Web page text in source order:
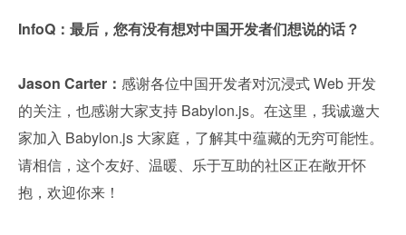
InfoQ：最后，您有没有想对中国开发者们想说的话？
Jason Carter： 感谢各位中国开发者对沉浸式 Web 开发
的关注，也感谢大家支持 Babylon.js。在这里，我诚邀大
家加入 Babylon.js 大家庭，了解其中蕴藏的无穷可能性。
请相信，这个友好、温暖、乐于互助的社区正在敞开怀
抱，欢迎你来！